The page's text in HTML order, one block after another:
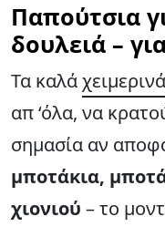
Παπούτσια
δουλειά –
Τα καλά
απ ‘όλα, να
σημασία αν
μποτάκια,
χιονιού – το